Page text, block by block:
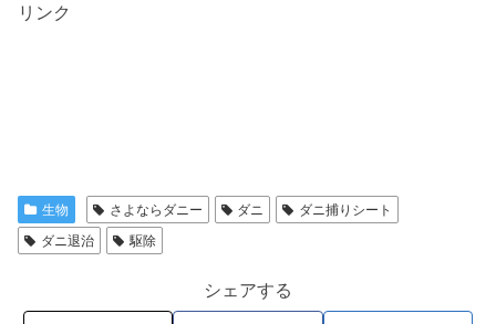
リンク
生物 さよならダニー ダニ
ダニ捕りシート
ダニ退治
駆除
シェアする